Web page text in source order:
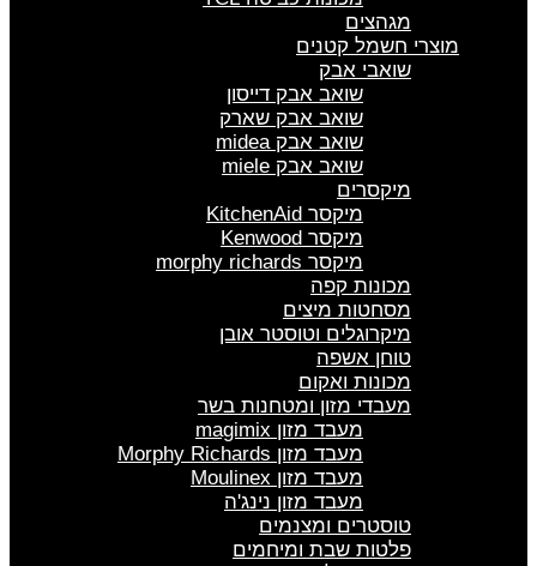
מגהצים
מוצרי חשמל קטנים
שואבי אבק
שואב אבק דייסון
שואב אבק שארק
שואב אבק midea
שואב אבק miele
מיקסרים
מיקסר KitchenAid
מיקסר Kenwood
מיקסר morphy richards
מכונות קפה
מסחטות מיצים
מיקרוגלים וטוסטר אובן
טוחן אשפה
מכונות ואקום
מעבדי מזון ומטחנות בשר
מעבד מזון magimix
מעבד מזון Morphy Richards
מעבד מזון Moulinex
מעבד מזון נינג'ה
טוסטרים ומצנמים
פלטות שבת ומיחמים